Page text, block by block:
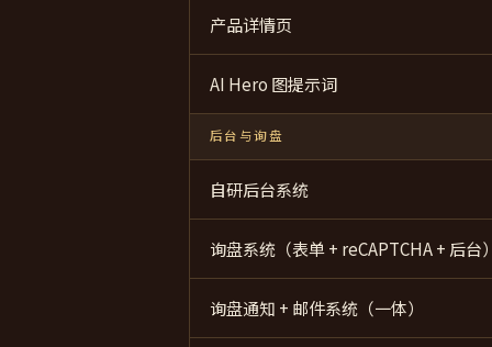
产品详情页
AI Hero 图提示词
后台与询盘
自研后台系统
询盘系统（表单 + reCAPTCHA + 后台
询盘通知 + 邮件系统（一体）